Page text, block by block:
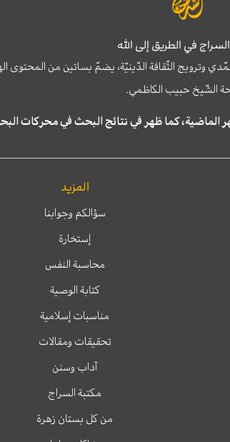
في الطريق إلى الله
وترويج الثّقافة الدّينيّة، يضمّ بساتين من
الشّيخ حبيب الكاظمي.
المزيد
سؤالكم وجوابنا
إستخارة
محاسبة النفس
كتابة الوصية
مناسبات إسلامية
تحقيقات ومقالات
آداب وسنن
مكتبة السراج
من كل بستان زهرة